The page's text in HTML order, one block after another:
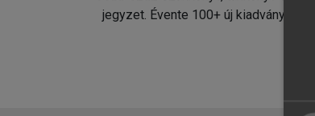
jegyzet. Évente 100+ új kiadvány.